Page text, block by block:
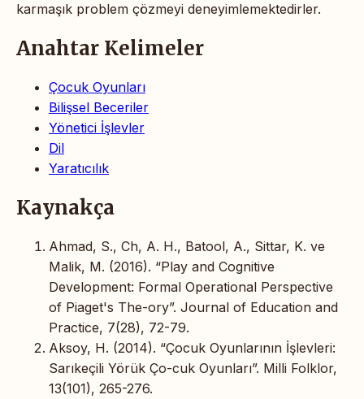
karmaşık problem çözmeyi deneyimlemektedirler.
Anahtar Kelimeler
Çocuk Oyunları
Bilişsel Beceriler
Yönetici İşlevler
Dil
Yaratıcılık
Kaynakça
Ahmad, S., Ch, A. H., Batool, A., Sittar, K. ve
Malik, M. (2016). “Play and Cognitive
Development: Formal Operational Perspective
of Piaget's The-ory”. Journal of Education and
Practice, 7(28), 72-79.
Aksoy, H. (2014). “Çocuk Oyunlarının İşlevleri:
Sarıkeçili Yörük Ço-cuk Oyunları”. Milli Folklor,
13(101), 265-276.